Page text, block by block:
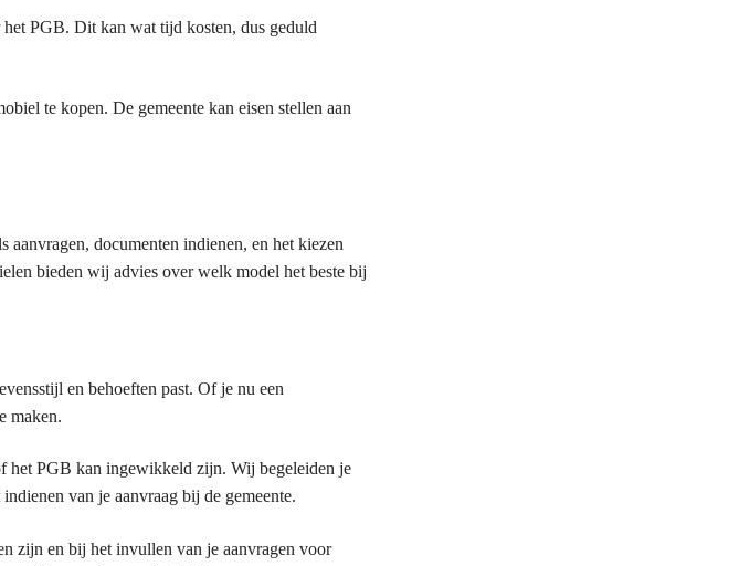
PGB. Dit kan wat tijd kosten, dus geduld
te kopen. De gemeente kan eisen stellen aan
documenten indienen, en het kiezen
bieden wij advies over welk model het beste bij
en behoeften past. Of je nu een
maken.
het PGB kan ingewikkeld zijn. Wij begeleiden je
van je aanvraag bij de gemeente.
zijn en bij het invullen van je aanvragen voor